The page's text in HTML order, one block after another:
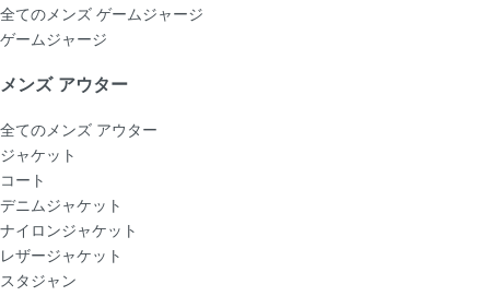
全てのメンズ ゲームジャージ
ゲームジャージ
メンズ アウター
全てのメンズ アウター
ジャケット
コート
デニムジャケット
ナイロンジャケット
レザージャケット
スタジャン